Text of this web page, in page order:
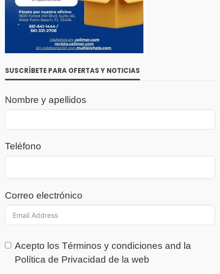
SUSCRÍBETE PARA OFERTAS Y NOTICIAS
Nombre y apellidos
Teléfono
Correo electrónico
Acepto los Términos y condiciones and la
Política de Privacidad de la web